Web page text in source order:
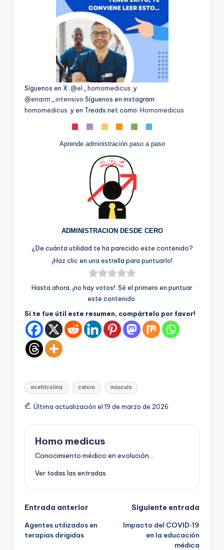
Síguenos en X: @el_homomedicus y
@enarm_intensivo Síguenos en instagram:
homomedicus y en Treads.net como: Homomedicus
Aprende administración paso a paso
ADMINISTRACION DESDE CERO
¿De cuánta utilidad te ha parecido este contenido?
¡Haz clic en una estrella para puntuarlo!
Hasta ahora, ¡no hay votos!. Sé el primero en puntuar
este contenido.
Si te fue útil este resumen, compártelo por favor!
Etiquetas:
acetilcolina calcio músculo
Última actualización el 19 de marzo de 2026
Homo medicus
Conocimiento médico en evolución...
Ver todas las entradas
Navegación
de
Entrada anterior
Agentes utilizados en
terapias dirigidas
Siguiente entrada
Impacto del COVID‑19
en la educación
médica